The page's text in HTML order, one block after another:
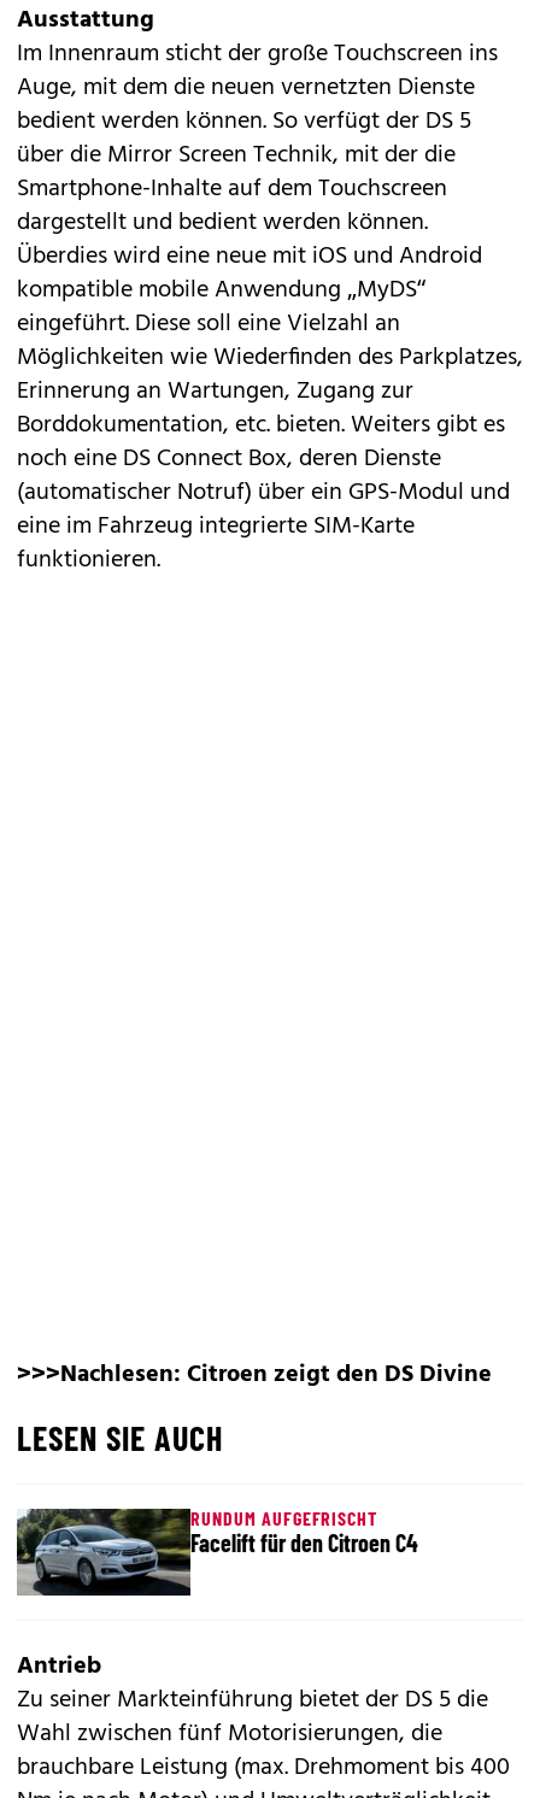
Ausstattung
Im Innenraum sticht der große Touchscreen ins
Auge, mit dem die neuen vernetzten Dienste
bedient werden können. So verfügt der DS 5
über die Mirror Screen Technik, mit der die
Smartphone-Inhalte auf dem Touchscreen
dargestellt und bedient werden können.
Überdies wird eine neue mit iOS und Android
kompatible mobile Anwendung „MyDS“
eingeführt. Diese soll eine Vielzahl an
Möglichkeiten wie Wiederfinden des Parkplatzes,
Erinnerung an Wartungen, Zugang zur
Borddokumentation, etc. bieten. Weiters gibt es
noch eine DS Connect Box, deren Dienste
(automatischer Notruf) über ein GPS-Modul und
eine im Fahrzeug integrierte SIM-Karte
funktionieren.
>>>Nachlesen:Citroen zeigt den DS Divine
LESEN SIE AUCH
RUNDUM AUFGEFRISCHT
Facelift für den Citroen C4
Antrieb
Zu seiner Markteinführung bietet der DS 5 die
Wahl zwischen fünf Motorisierungen, die
brauchbare Leistung (max. Drehmoment bis 400